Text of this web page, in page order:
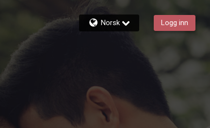
Norsk Logg inn